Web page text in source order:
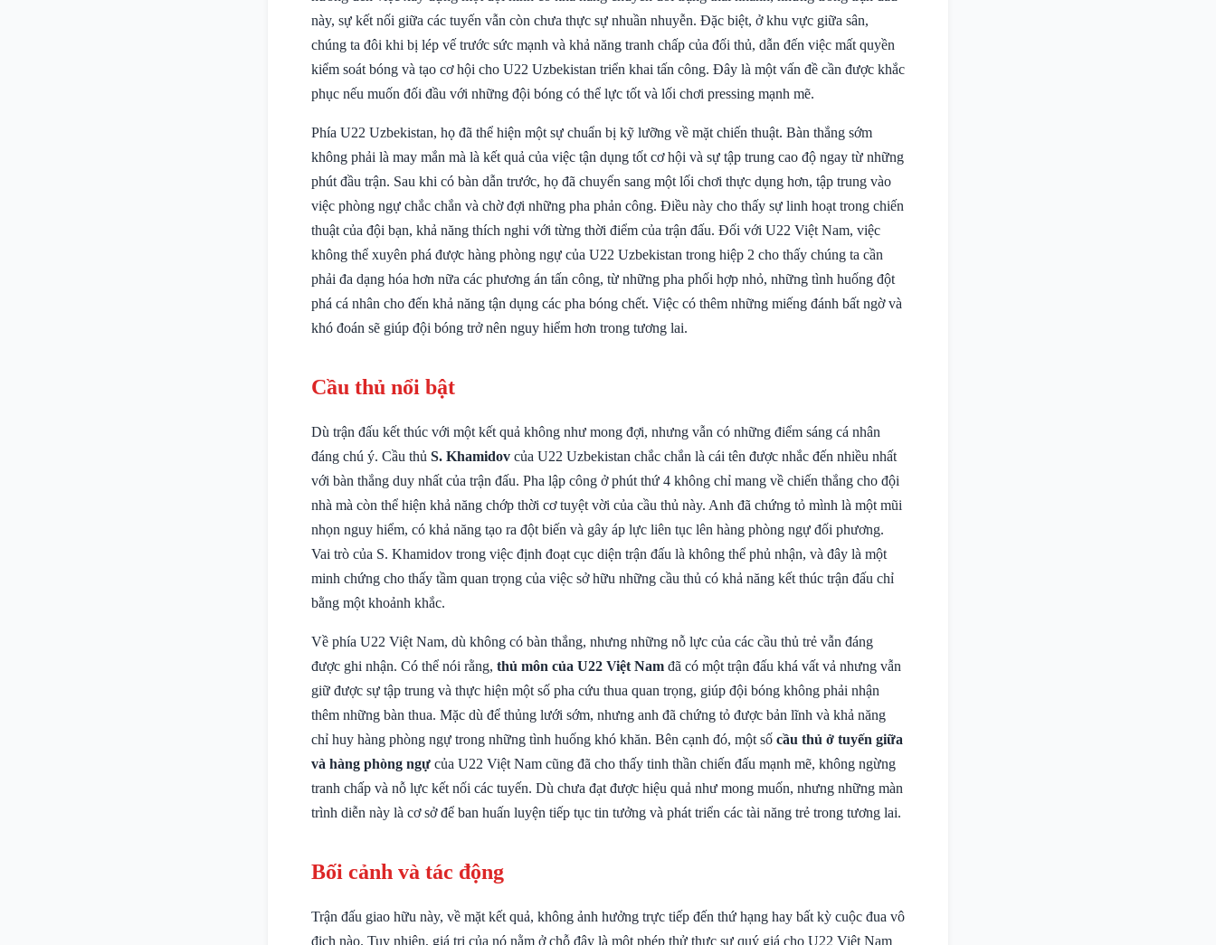
này, sự kết nối giữa các tuyến vẫn còn chưa thực sự nhuần nhuyễn. Đặc biệt, ở khu vực giữa sân,
chúng ta đôi khi bị lép vế trước sức mạnh và khả năng tranh chấp của đối thủ, dẫn đến việc mất quyền
kiểm soát bóng và tạo cơ hội cho U22 Uzbekistan triển khai tấn công. Đây là một vấn đề cần được khắc
phục nếu muốn đối đầu với những đội bóng có thể lực tốt và lối chơi pressing mạnh mẽ.
Phía U22 Uzbekistan, họ đã thể hiện một sự chuẩn bị kỹ lưỡng về mặt chiến thuật. Bàn thắng sớm
không phải là may mắn mà là kết quả của việc tận dụng tốt cơ hội và sự tập trung cao độ ngay từ những
phút đầu trận. Sau khi có bàn dẫn trước, họ đã chuyển sang một lối chơi thực dụng hơn, tập trung vào
việc phòng ngự chắc chắn và chờ đợi những pha phản công. Điều này cho thấy sự linh hoạt trong chiến
thuật của đội bạn, khả năng thích nghi với từng thời điểm của trận đấu. Đối với U22 Việt Nam, việc
không thể xuyên phá được hàng phòng ngự của U22 Uzbekistan trong hiệp 2 cho thấy chúng ta cần
phải đa dạng hóa hơn nữa các phương án tấn công, từ những pha phối hợp nhỏ, những tình huống đột
phá cá nhân cho đến khả năng tận dụng các pha bóng chết. Việc có thêm những miếng đánh bất ngờ và
khó đoán sẽ giúp đội bóng trở nên nguy hiểm hơn trong tương lai.
Cầu thủ nổi bật
Dù trận đấu kết thúc với một kết quả không như mong đợi, nhưng vẫn có những điểm sáng cá nhân
đáng chú ý. Cầu thủ S. Khamidov của U22 Uzbekistan chắc chắn là cái tên được nhắc đến nhiều nhất
với bàn thắng duy nhất của trận đấu. Pha lập công ở phút thứ 4 không chỉ mang về chiến thắng cho đội
nhà mà còn thể hiện khả năng chớp thời cơ tuyệt vời của cầu thủ này. Anh đã chứng tỏ mình là một mũi
nhọn nguy hiểm, có khả năng tạo ra đột biến và gây áp lực liên tục lên hàng phòng ngự đối phương.
Vai trò của S. Khamidov trong việc định đoạt cục diện trận đấu là không thể phủ nhận, và đây là một
minh chứng cho thấy tầm quan trọng của việc sở hữu những cầu thủ có khả năng kết thúc trận đấu chỉ
bằng một khoảnh khắc.
Về phía U22 Việt Nam, dù không có bàn thắng, nhưng những nỗ lực của các cầu thủ trẻ vẫn đáng
được ghi nhận. Có thể nói rằng, thủ môn của U22 Việt Nam đã có một trận đấu khá vất vả nhưng vẫn
giữ được sự tập trung và thực hiện một số pha cứu thua quan trọng, giúp đội bóng không phải nhận
thêm những bàn thua. Mặc dù để thủng lưới sớm, nhưng anh đã chứng tỏ được bản lĩnh và khả năng
chỉ huy hàng phòng ngự trong những tình huống khó khăn. Bên cạnh đó, một số cầu thủ ở tuyến giữa
và hàng phòng ngự của U22 Việt Nam cũng đã cho thấy tinh thần chiến đấu mạnh mẽ, không ngừng
tranh chấp và nỗ lực kết nối các tuyến. Dù chưa đạt được hiệu quả như mong muốn, nhưng những màn
trình diễn này là cơ sở để ban huấn luyện tiếp tục tin tưởng và phát triển các tài năng trẻ trong tương lai.
Bối cảnh và tác động
Trận đấu giao hữu này, về mặt kết quả, không ảnh hưởng trực tiếp đến thứ hạng hay bất kỳ cuộc đua vô
địch nào. Tuy nhiên, giá trị của nó nằm ở chỗ đây là một phép thử thực sự quý giá cho U22 Việt Nam